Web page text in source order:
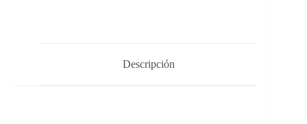
Descripción